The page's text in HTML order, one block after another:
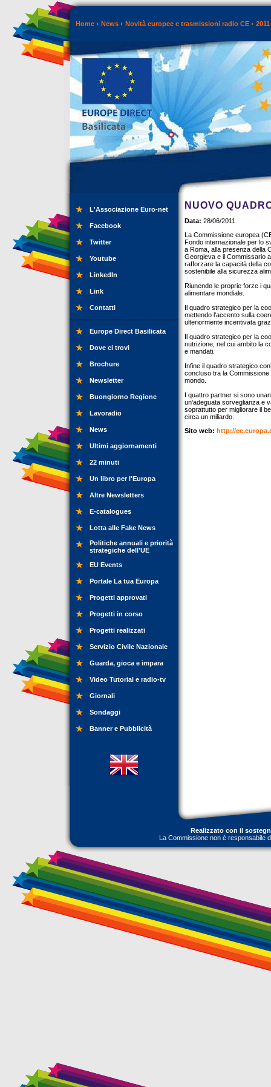
Home News Novità europee e trasmissioni radio CE 2011
L'Associazione Euro-net
Facebook
Twitter
Youtube
LinkedIn
Link
Contatti
Europe Direct Basilicata
Dove ci trovi
Brochure
Newsletter
Buongiorno Regione
Lavoradio
News
Ultimi aggiornamenti
22 minuti
Un libro per l'Europa
Altre Newsletters
E-catalogues
Lotta alle Fake News
Politiche annuali e priorità
strategiche dell’UE
EU Events
Portale La tua Europa
Progetti approvati
Progetti in corso
Progetti realizzati
Servizio Civile Nazionale
Guarda, gioca e impara
Video Tutorial e radio-tv
Giornali
Sondaggi
Banner e Pubblicità
NUOVO
Data: 28/06/2011
La Commissione europea
Fondo internazionale per lo
a Roma, alla presenza della
Georgieva e il Commissario
rafforzare la capacità della
sostenibile alla sicurezza
Riunendo le proprie forze i
alimentare mondiale.
Il quadro strategico per la
mettendo l'accento sulla
ulteriormente incentivata
Il quadro strategico per la
nutrizione, nel cui ambito la
e mandati.
Infine il quadro strategico
concluso tra la
mondo.
I quattro partner si sono
un'adeguata sorveglianza e
soprattutto per migliorare il
circa un miliardo.
Sito web: http://
Realizzato con il
La Commissione non è responsabile